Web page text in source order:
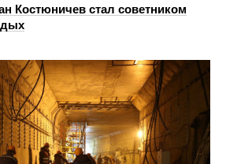
Костюничев стал советником